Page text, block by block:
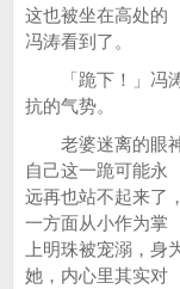
这也被坐在高处的
冯涛看到了。
「跪下！」冯涛
抗的气势。
老婆迷离的眼神
自己这一跪可能永
远再也站不起来了
一方面从小作为掌
上明珠被宠溺，
她，内心里其实对